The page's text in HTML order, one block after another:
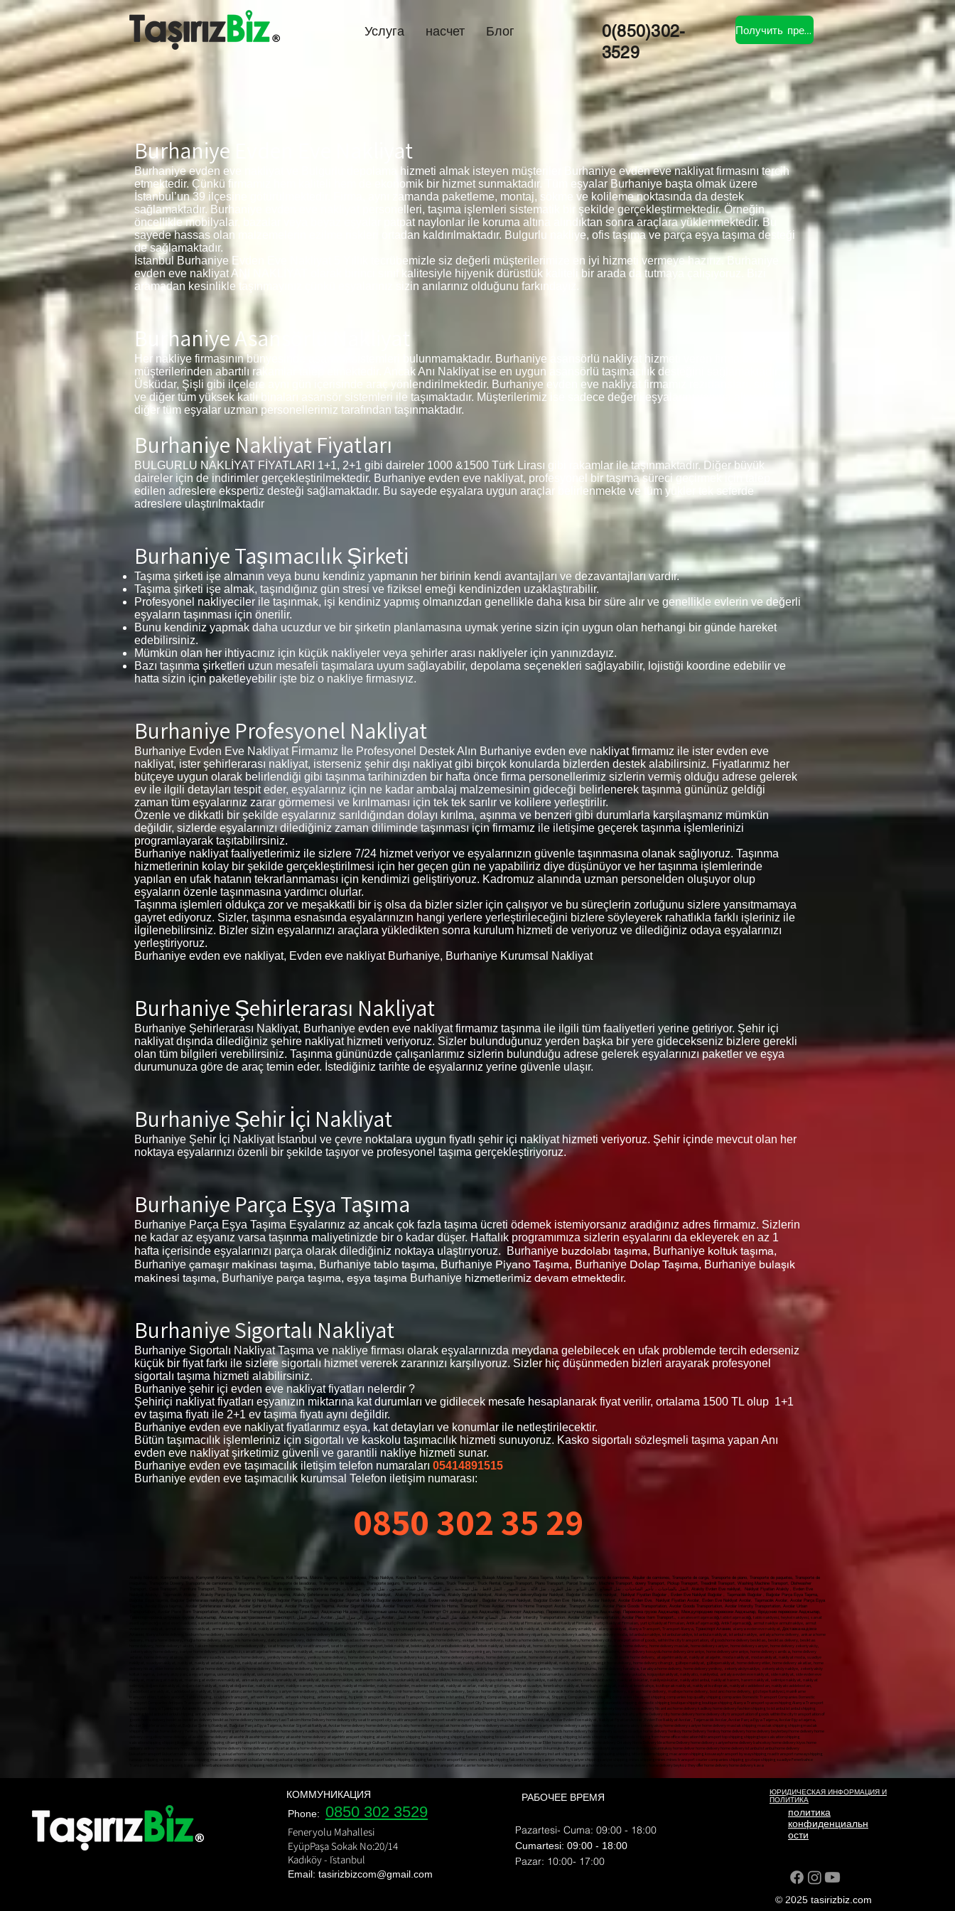
Услуга насчет Блог
0(850)302-
3529
Получить предложение
Burhaniye Evden Eve Nakliyat
Burhaniye evden eve nakliyat ve Bulgurlu depolama hizmeti almak isteyen müşteriler Burhaniye evden eve nakliyat firmasını tercih
etmektedir. Çünkü firmamız hem kaliteli hem de ekonomik bir hizmet sunmaktadır. Tüm eşyalar Burhaniye başta olmak üzere
İstanbul’un 39 ilçesine götürülmektedir. Firma, aynı zamanda paketleme, montaj, sökme ve kolileme noktasında da destek
sağlamaktadır. Burhaniye evden eve nakliyat personelleri, taşıma işlemleri sistematik bir şekilde gerçekleştirmektedir. Örneğin
öncellikle mobilyalar, bazalar veya beyaz eşyalar patpat naylonlar ile koruma altına alındıktan sonra araçlara yüklenmektedir. Bu
sayede hassas olan malzemelerin ezilme riskleri ortadan kaldırılmaktadır. Bulgurlu nakliye, ofis taşıma ve parça eşya taşıma desteği
de sağlamaktadır.
İstanbul Burhaniye Evden Eve Nakliyat 5 Yıllık tecrübemizle siz değerli müşterilerimize en iyi hizmeti vermeye hazırız. Burhaniye
evden eve nakliyat ANI NAKLİYAT olarak birinci sınıf kalitesiyle hijyenik dürüstlük kaliteli bir arada da tutmaya çalışıyoruz. Bizi
aramadan kesinlikle taşınmayınız çünkü eşyalarınız sizin anılarınız olduğunu farkındayız.
BurhaniyeAsansörlü Nakliyat
Her nakliye firmasının bünyesinde asansör sistemleri bulunmamaktadır. Burhaniye asansörlü nakliyat hizmeti veren firmalarda
müşterilerinden abartılı rakamlar talep etmektedir. Ancak Anı Nakliyat ise en uygun asansörlü taşımacılık desteğini sağlamaktadır.
Üsküdar, Şişli gibi ilçelere aynı gün içerisinde araç yönlendirilmektedir. Burhaniye evden eve nakliyat firmamız rezidansları, siteleri
ve diğer tüm yüksek katlı binaları asansör sistemleri ile taşımaktadır. Müşterilerimiz ise sadece değerli eşyalarını yanına almakta ve
diğer tüm eşyalar uzman personellerimiz tarafından taşınmaktadır.
BurhaniyeNakliyat Fiyatları
BULGURLU NAKLİYAT FİYATLARI 1+1, 2+1 gibi daireler 1000 &1500 Türk Lirası gibi rakamlar ile taşınmaktadır. Diğer büyük
daireler için de indirimler gerçekleştirilmektedir. Burhaniye evden eve nakliyat, profesyonel bir taşıma süreci geçirmek için talep
edilen adreslere ekspertiz desteği sağlamaktadır. Bu sayede eşyalara uygun araçlar belirlenmekte ve tüm yükler tek seferde
adreslere ulaştırılmaktadır
BurhaniyeTaşımacılık Şirketi
Taşıma şirketi işe almanın veya bunu kendiniz yapmanın her birinin kendi avantajları ve dezavantajları vardır.
Taşıma şirketi işe almak, taşındığınız gün stresi ve fiziksel emeği kendinizden uzaklaştırabilir.
Profesyonel nakliyeciler ile taşınmak, işi kendiniz yapmış olmanızdan genellikle daha kısa bir süre alır ve genellikle evlerin ve değerli
eşyaların taşınması için önerilir.
Bunu kendiniz yapmak daha ucuzdur ve bir şirketin planlamasına uymak yerine sizin için uygun olan herhangi bir günde hareket
edebilirsiniz.
Mümkün olan her ihtiyacınız için küçük nakliyeler veya şehirler arası nakliyeler için yanınızdayız.
Bazı taşınma şirketleri uzun mesafeli taşımalara uyum sağlayabilir, depolama seçenekleri sağlayabilir, lojistiği koordine edebilir ve
hatta sizin için paketleyebilir işte biz o nakliye firmasıyız.
Burhaniye Profesyonel Nakliyat
Burhaniye Evden Eve Nakliyat Firmamız İle Profesyonel Destek Alın Burhaniye evden eve nakliyat firmamız ile ister evden eve
nakliyat, ister şehirlerarası nakliyat, isterseniz şehir dışı nakliyat gibi birçok konularda bizlerden destek alabilirsiniz. Fiyatlarımız her
bütçeye uygun olarak belirlendiği gibi taşınma tarihinizden bir hafta önce firma personellerimiz sizlerin vermiş olduğu adrese gelerek
ev ile ilgili detayları tespit eder, eşyalarınız için ne kadar ambalaj malzemesinin gideceği belirlenerek taşınma gününüz geldiği
zaman tüm eşyalarınız zarar görmemesi ve kırılmaması için tek tek sarılır ve kolilere yerleştirilir.
Özenle ve dikkatli bir şekilde eşyalarınız sarıldığından dolayı kırılma, aşınma ve benzeri gibi durumlarla karşılaşmanız mümkün
değildir, sizlerde eşyalarınızı dilediğiniz zaman diliminde taşınması için firmamız ile iletişime geçerek taşınma işlemlerinizi
programlayarak taşıtabilirsiniz.
Burhaniye nakliyat faaliyetlerimiz ile sizlere 7/24 hizmet veriyor ve eşyalarınızın güvenle taşınmasına olanak sağlıyoruz. Taşınma
hizmetlerinin kolay bir şekilde gerçekleştirilmesi için her geçen gün ne yapabiliriz diye düşünüyor ve her taşınma işlemlerinde
yapılan en ufak hatanın tekrarlanmaması için kendimizi geliştiriyoruz. Kadromuz alanında uzman personelden oluşuyor olup
eşyaların özenle taşınmasına yardımcı olurlar.
Taşınma işlemleri oldukça zor ve meşakkatli bir iş olsa da bizler sizler için çalışıyor ve bu süreçlerin zorluğunu sizlere yansıtmamaya
gayret ediyoruz. Sizler, taşınma esnasında eşyalarınızın hangi yerlere yerleştirileceğini bizlere söyleyerek rahatlıkla farklı işleriniz ile
ilgilenebilirsiniz. Bizler sizin eşyalarınızı araçlara yükledikten sonra kurulum hizmeti de veriyoruz ve dilediğiniz odaya eşyalarınızı
yerleştiriyoruz.
Burhaniye evden eve nakliyat, Evden eve nakliyat Burhaniye, Burhaniye Kurumsal Nakliyat
BurhaniyeŞehirlerarası Nakliyat
Burhaniye Şehirlerarası Nakliyat, Burhaniye evden eve nakliyat firmamız taşınma ile ilgili tüm faaliyetleri yerine getiriyor. Şehir içi
nakliyat dışında dilediğiniz şehire nakliyat hizmeti veriyoruz. Sizler bulunduğunuz yerden başka bir yere gidecekseniz bizlere gerekli
olan tüm bilgileri verebilirsiniz. Taşınma gününüzde çalışanlarımız sizlerin bulunduğu adrese gelerek eşyalarınızı paketler ve eşya
durumunuza göre de araç temin eder. İstediğiniz tarihte de eşyalarınız yerine güvenle ulaşır.
BurhaniyeŞehir İçi Nakliyat
Burhaniye Şehir İçi Nakliyat İstanbul ve çevre noktalara uygun fiyatlı şehir içi nakliyat hizmeti veriyoruz. Şehir içinde mevcut olan her
noktaya eşyalarınızı özenli bir şekilde taşıyor ve profesyonel taşıma gerçekleştiriyoruz.
BurhaniyeParça Eşya Taşıma
Burhaniye Parça Eşya Taşıma Eşyalarınız az ancak çok fazla taşıma ücreti ödemek istemiyorsanız aradığınız adres firmamız. Sizlerin
ne kadar az eşyanız varsa taşınma maliyetinizde bir o kadar düşer. Haftalık programımıza sizlerin eşyalarını da ekleyerek en az 1
hafta içerisinde eşyalarınızı parça olarak dilediğiniz noktaya ulaştırıyoruz. Burhaniye buzdolabı taşıma, Burhaniye koltuk taşıma,
Burhaniye çamaşır makinası taşıma, Burhaniye tablo taşıma, Burhaniye Piyano Taşıma, Burhaniye Dolap Taşıma, Burhaniye bulaşık
makinesi taşıma, Burhaniye parça taşıma, eşya taşıma Burhaniye hizmetlerimiz devam etmektedir.
BurhaniyeSigortalı Nakliyat
Burhaniye Sigortalı Nakliyat Taşıma ve nakliye firması olarak eşyalarınızda meydana gelebilecek en ufak problemde tercih ederseniz
küçük bir fiyat farkı ile sizlere sigortalı hizmet vererek zararınızı karşılıyoruz. Sizler hiç düşünmeden bizleri arayarak profesyonel
sigortalı taşıma hizmeti alabilirsiniz.
Burhaniye şehir içi evden eve nakliyat fiyatları nelerdir ?
Şehiriçi nakliyat fiyatları eşyanızın miktarına kat durumları ve gidilecek mesafe hesaplanarak fiyat verilir, ortalama 1500 TL olup 1+1
ev taşıma fiyatı ile 2+1 ev taşıma fiyatı aynı değildir.
Burhaniye evden eve nakliyat fiyatlarımız eşya, kat detayları ve konumlar ile netleştirilecektir.
Bütün taşımacılık işlemleriniz için sigortalı ve kaskolu taşımacılık hizmeti sunuyoruz. Kasko sigortalı sözleşmeli taşıma yapan Anı
evden eve nakliyat şirketimiz güvenli ve garantili nakliye hizmeti sunar.
Burhaniye evden eve taşımacılık iletişim telefon numaraları 05414891515
Burhaniye evden eve taşımacılık kurumsal Telefon iletişim numarası:
0850 302 35 29
Ataköy Nakliyat, Kamyonet Nakliye, Kamyonet Kiralama, Yük Taşıma, Piyano Taşıma, Koli Taşıma, Makina Taşıma, çeyiz Nakliyesi, Pikap Nakliye, Koşu Bandı Taşıma, Çamaşır Makinesi Taşıma, Bulaşık Makinesi Taşıma ,Kasa Taşıma, Mobilya Taşıma, Transporte de camiones, Alquiler de camiones, Transporte de carga, Transporte de piano, Transporte de paquetes, Transporte de
máquinas, Transporte Dowery, Transporte de camionetas, Transporte en cinta, Transporte de lavadoras, Transporte de lavavajillas, Transporte seguro, Transporte de muebles, Truck Transport, Truck Rental, Cargo Transport, Piano Transport, Parcel Transport, Machine Transport, dowry Transport, Pickup Transport, Treadmill Transport, Washing Machine Transport, Dishwasher
Transport, Case Transport, Furniture Transport, Transporte de camiones, Alquiler de camiones, Transporte de carga, النقل بالشاحنات ، تأجير الشاحنات ، نقل البضائع ، نقل البيانو ، نقل الطرود ، نقل الآلة ، نقل المهور ، النقل لاقط ، نقل المطحنة ، نقل الغسالة ، نقل غسالة الصحون ، نقل الحالة ، نقل الأثاث, Ataköy Evden Eve nakliyat, Nakliyat Fiyatları Ataköy , Evden Eve
Nakliyat Ataköy , Taşımacılık Ataköy , Ataköy Parça Eşya Taşıma, Ataköy Eşya taşıma, Ataköy Şehirlerarası nakliyat, Ataköy Şehir içi Nakliyat, Ataköy Parça Eşya Taşıma, Ataköy Sigortalı Nakliyat, Ataköy home deliveryBağcılar Nakliyat, Bağcılar Evden Eve nakliyat, Nakliyat Fiyatları Bağcılar , Evden Eve Nakliyat Bağcılar , Taşımacılık Bağcılar , Bağcılar Parça Eşya Taşıma,
Bağcılar Eşya taşıma, Bağcılar Şehirlerarası nakliyat, Bağcılar Şehir içi Nakliyat, Bağcılar Parça Eşya Taşıma, Bağcılar Sigortalı Nakliyat,Bağcılar evden eve nakliyat, Evden eve nakliyat Bağcılar , Bağcılar Kurumsal Nakliyat, Bağcılar Evden Eve Nakliye, Avcılar Nakliyat, Avcılar Evden Eve, Nakliyat Fiyatları Avcılar, Evden Eve Nakliyat Avcılar, Taşımacılık Avcılar, Avcılar Parça Eşya
Taşıma, Avcılar Eşya taşıma, Avcılar Şehirlerarası nakliyat, Avcılar Şehir içi Nakliyat, Avcılar Parça Eşya Taşıma, Avcılar Sigortalı Nakliyat, Avcılar Transport, Avcılar Home to Home, Transport Prices Avcılar, Home to Home Transport Avcılar, Transport Avcılar, Avcılar Piece Goods Transportation, Avcılar Goods Transportation, Avcılar Intercity Transportation, Avcılar Urban
Transportation, Avcılar Piece Item Transportation, Avcılar Insured Transportation, Авджылар Транспорт, Авджылар На дом, Транспортные цены Авджылар, Транспорт От дома до дома Авджылар, Транспорт Авджылар, Перевозка штучных грузов Авджылар, Перевозка грузов Авджылар, Междугородние перевозки Авджылар, Городские перевозки Авджылар,
Транспортировка штучных грузов Авджылар, Авджылар застрахованный транспорт,t، أسعار النقل Avcılar، من منزل إلى منزل النقل Avcılar، النقل Avcılar، Avcılar قطعة نقل البضائع، Avcılar نقل البضائع، Avcılar Intercity Transportation، Avcılar Urban Transportation، Avcılar Piece Item Transport،, sanateseri taşımacılığı, tablo taşımacılığı, tablo nakliyesi, heykel nakliyesi, sanat eseritaşımacılığı sanat eseri nakliyesi, sanateseri nakliyesi, Hijyenik nakliyat, İstanbul İçi Profesyonel Nakliyat, Firmaları Nakliyat Firmaları, İstanbul İçi Profesyonel NakliyatFirmaları, en iyi Nakliyat Firmaları, en ucuz Nakliyat Firmaları, en kaliteli Nakliyat Firmaları, yurtiçi Nakliyat Firmaları, yurt içi Nakliyat Firmaları, AntikaTaşımacılığı, AntikTaşımacılığı, armut nakliye armutnakliye, armut evden eve nakliyat, armut evdeneve nakliyat, armut evden evenakliyat, nakliyat armut evden eve, Şehiriçi Nakliye, Şehir içi Nakliye, Nakliye Şehir içi, giysi dolaplı taşıma, dolaplı taşıma, yurtiçi nakliyat, yurt içi nakliyat, butik nakliyat, butiknakliyat, alanya nakliyat, alanyanakliyat, Alanya Transport, Transport Alanya, Транспорт Алании, alanya evden eve nakliyat, Доставка на дом в Алании, Alanya home delivery, bodrum home delivery, home delivery Alanya, home delivery bodrum, home delivery istanbul, home delivery üsküdar, home delivery çamlıca, home delivery fatih, home delivery beyoğlu, home delivery nişantaşı, home delivery kadıköy, home delivery moda, istanbula nakliye, istanbulanakliye, istanbula nakliyat, istanbul nakliye, antalya home delivery, ankara home delivery, mugla home delivery, muğla home delivery, marmaris home delivery, datça home delivery, didim home delivery, kuşadası home delivery, mersin home delivery, aydın home delivery, eskişehir home delivery, kütahya home delivery, city ​​home delivery​​, home delivery city, transportation of goods, within the city transportation, of goods​​home delivery besiktas, ​​besiktas delivery, besiktas home delivery, home delivery taksim, taksim home delivery, homedelivery city, ​​seat transport, city ​​seattransport​​, seat transport​​seattransport, belek nakliyat, beleknakliyat, istanbulbeleknakliyat, bebek nakliyat, bebeknakliyat, home delivery bebek, bebek home delivery, maslak home delivery, home delivery maslak, home delivery sariyer, home delivery sarıyer, home delivery zekeriyaköy, zekeriyakoy home delivery, sariyer home delivery, sanathırsızı, sanattaşıma firması, maslak nakliyat, maslaknakliyat, nakliyatmaslak, nakliyat maslak, home delivery yeniköy, home delivery emirgan, home delivery uskudar, home delivery kadikoy, home delivery acibadem, home delivery kosuyolu home delivery ümraniye, home delivery umraniye, home delivery camlica, home delivery adalar, home delivery atakoy, home delivery suadiye, suadiye home delivery, yeniköy home delivery, yenikoy home delivery, home delivery beylerbeyi, home delivery kuzguncuk, home delivery cengelkoy, home delivery atasehir, home delivery ataşehir, ataşehir home delivery, atasehir home delivery, ataşehirnakliyat, nakliyat ataşehir, moda nakliyat, modanakliyat, nakliyat moda, suadiye nakliyat, suadiyenakliyat, nakliyat, nakliyat adalar, nakliyat, nakliyatadalar evden, nakliyat ofis, nakliyat, tepe nakliyat, tepenakliyat, nakliyattepe, kurtuluş nakliyat, kurtuluşnakliyat, nakliyatkurtuluş, cihangir nakliyat, cihangirnakliyat, nakliyatcihangir, cihangir home delivery, home delivery cihangir, gültepe nakliyat, gültepenakliyat, home delivery etiler, home delivery akatlar, home delivery hisar, etiler home delivery, akatlar home delivery, ortaköy home delivery, fikirtepe home delivery, home delivery fikirtepe, sariyerhome delivery, bahçeköy home delivery, kilyos home delivery, arıköy home delivery, home delivery arıköy, home delivery kireçburnu, home delivery tarabya, tarabya home delivery, home delivery yenikoy, zekeriyaköynakliye, zekeriyaköy nakliye, zekeriyaköy koltuk taşıma, zekeriyaköy parça eşya taşıma, uskumruköy nakliyat, uskumruköynakliye, home delivery uskumrukoy, home deliver, home delive, home delivery istanbul, istambul home delivery, üsküdarnakliyat, üsküdarnakliya, üsküdarnakliye, uskudarhome delivery, home delivery uskuda, koşuyolunakliyat, nakliyatcı, nakliyebul, antalya evden eve nakliyat, side nakliyat, side evden eve nakliyat, manavgat nakliyat, manavgat evden eve nakliyat, anı nakliyat yolda, anınakliyat, aninakliyat, acıbademnakliye, acıbadem nakliye, kosuyolunakliyat, kosuyolunakliye, kosuyolu nakliyat, koşuyolunakliye, koşuyolu nakliye, nakliyat acıbadem, nakliye acıbadem, nakliyat üsküdar, nakliyeüsküdar, nakliyatistanbul, nakliyat harem, harem nakliyat, selimiye nakliyat, nakliyat selimiye, doğancılarnakliyat, doğancılar nakliyat, nakliyat doğancılar, nakliyat sarıyer, nakliye sarıyer, nakliyesarıyer, nakliyat madenler, nakliyatmadenler, madenler nakliyat, nakliyat acarlar, nakliyat göztepe, nakliyat suadiye, fenerbahçe nakliyat, fenerbahçenakliyat, nakliyat fenerbahçe, kızıltoprak nakliyat, nakliyat kızıltoprak, nakliyat caddebostan, nakliyatcaddebostan, caddebostannakliyat, caddebostan nakliyat, transportation carrier home delivery, sariyer home delivery, sile home delivery, ankara home delivery, izmir home delivery, bursa home delivery, beykoz home delivery, acarlar home delivery, kavacık home delivery, levent home delivery, sanayi home delivery, maltepe home delivery, bostancı home delivery, göztepe Nakliyeci, mainframe transportation, table transport, table shipping, sculpture transport, art work transport, artwork shipping, artwork shipping, hygienic transport, Professional Transport, Companies in Istanbul, Forwarding Companies, In Istanbul Professional, Shipping Companies best shipping companies cheapest shipping companies top quality shipping companies Domestic Transport Companies Domestic Transport Companies Antiques Transportation antique transport pear shipping pear shipping pear home delivery pear home delivery pear home delivery shipping pear home to home Local Transport City Transport Shipping Inner City clothes closet transport locker transport domestic shipping domestic shipping boutique shipping boutique shipping Alanya Transport spaceshipping Alanya Transport Transport Alanya Транспорт Алании Alanya home delivery Доставка на дом в Алании Alanya home delivery Bodrum home delivery home delivery Alanya home delivery basement home delivery istanbul home delivery uskudar home delivery camlica home delivery home delivery beyoglu home delivery Nisantasi home delivery kadikoy home delivery fashion shipping to istanbul istanbul shipping shipping to istanbul istanbul shipping antalya home delivery ankara home delivery mugla home delivery mugla home delivery marmaris home delivery datca home delivery didim home delivery kusadasi home delivery mersin home delivery Aydin home delivery Eskisehir home delivery Kütahya Home Delivery city ​​home delivery home delivery city transportation of goods within the city transportation of goods home delivery besiktas besiktas delivery besiktas home delivery home delivery taxi Taksim Home Delivery home delivery city ​​seat transport city ​​seattransport seat transport seattransport baby shipping babyshippingAvcılar Nakliyat, Avcılar Evden Eve nakliyat, Nakliyat Fiyatları Avcılar , Evden Eve Nakliyat Avcılar , Taşımacılık Avcılar, Avcılar Parça Eşya Taşıma, Avcılar Eşya taşıma, Avcılar Şehirlerarası nakliyat, Bağcılar Şehir içi Nakliyat, Bağcılar Parça Eşya Taşıma, Avcılar Sigortalı Nakliyat, Avcılar home delivery home delivery baby baby home delivery maslak home delivery home delivery maslak home delivery sariyer home delivery sariyer home delivery zekeriyakoy zekeriyakoy home delivery sariyer home delivery maslak shipping maslak shipping shippingmaslak shipping maslak home delivery Yenikoy home delivery emirgan home delivery uskudar home delivery kadikoy home delivery acibadem home delivery route home delivery umraniye home delivery umraniye home delivery camlica home delivery islands home delivery home delivery suadiye suadiye home delivery Yenikoy Home Delivery Yenikoy home delivery home delivery beylerbeyi home delivery home delivery cengelkoy home delivery atasehir home delivery atasehir Atasehir home delivery atasehir home delivery ataşehirtransport shipping atasehir fashion shipping fashion shipping shipping fashion shipping to suadiye suadiantransport shipping shipping islands shipping shippingislands shipping from home office relocation hill transport top shipping shippingtepe salvation shipping salvationshipping shippingliberation cihangir shipping cihangirtransport transporterhangir cihangir home delivery home delivery cihangir Gultepe Transport Gultepenakliyat home delivery meats home delivery execs home delivery hisar Etiler home delivery akatlar home delivery Ortakoy Home Delivery Idea Home Delivery home delivery sariyerhome delivery bahcekoy home delivery kiyos home delivery arikoy home delivery home delivery arikoy home delivery home delivery tarabya tarabya home delivery home delivery zekeriyakoytransport zekeriyakoy shipping zekeriyakoy seat transport zekeriyaköy piece goods transport Uskumrukoy Transport mackerelkoytransport home delivery uskumrukoy home deliver home delivery home delivery istanbul istanbul home delivery Uskudartransport Uskudarnakliya Uskudarshipping uskudarhome delivery home delivery uskuda runwaytransport shipper find shipping antalya home delivery side shipping side home delivery manavgat shipping manavgat home delivery instant shipping is on the way shipping shipping bitterbademshipping macaroon shipping kosuwaytransport by wayshipping road transport runwayshipping runway shipping shipping macaroon shipping macaroon transport uskudar shippinguskudar shippingistanbul transport harem harem transport seliye shipping shipping falconerstransport falconers shipping shipping falconers shipping sariyer shipping sariyer shippingsariyer shipping mines shippingmines mines transport courier companies shipping goztepe shipping suadiye Fenerbahce Transport fenerbahce shipping transport fene
КОММУНИКАЦИЯ
Phone: 0850 302 3529
Feneryolu Mahallesi
EyüpPaşa Sokak No:20/14
Kadıköy - İstanbul
Email: tasirizbizcom@gmail.com
РАБОЧЕЕ ВРЕМЯ
Pazartesi- Cuma: 09:00 - 18:00
​​Cumartesi: 09:00 - 18:00
​Pazar: 10:00- 17:00
ЮРИДИЧЕСКАЯ ИНФОРМАЦИЯ И
ПОЛИТИКА
политика
конфиденциальн
ости
© 2025 tasirizbiz.com
moment shipping bomonti transportation bulent transportation october transportation Gültepe Makliye Mecidiyeköy Transport Mediciyeköy Transport Moving State Transport Uskudar Transport Companies Esentepe Ortakoy Transport Uskudar Transport Sisli Home To Home Transport Inner City Transport Intercity Transport Sisli Home Transport Sisli Transport Sisli Transport Prices,